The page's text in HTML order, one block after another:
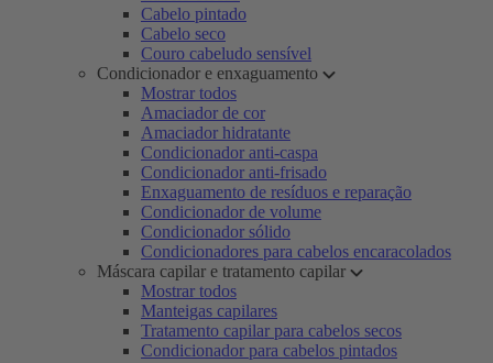
Cabelo pintado
Cabelo seco
Couro cabeludo sensível
Condicionador e enxaguamento
Mostrar todos
Amaciador de cor
Amaciador hidratante
Condicionador anti-caspa
Condicionador anti-frisado
Enxaguamento de resíduos e reparação
Condicionador de volume
Condicionador sólido
Condicionadores para cabelos encaracolados
Máscara capilar e tratamento capilar
Mostrar todos
Manteigas capilares
Tratamento capilar para cabelos secos
Condicionador para cabelos pintados